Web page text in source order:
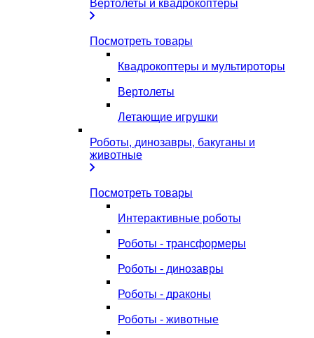
Вертолеты и квадрокоптеры
Посмотреть товары
Квадрокоптеры и мультироторы
Вертолеты
Летающие игрушки
Роботы, динозавры, бакуганы и
животные
Посмотреть товары
Интерактивные роботы
Роботы - трансформеры
Роботы - динозавры
Роботы - драконы
Роботы - животные